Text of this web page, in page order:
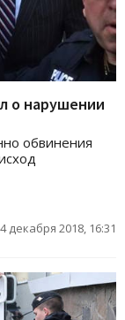
о нарушении
обвинения
декабря 2018, 16:31